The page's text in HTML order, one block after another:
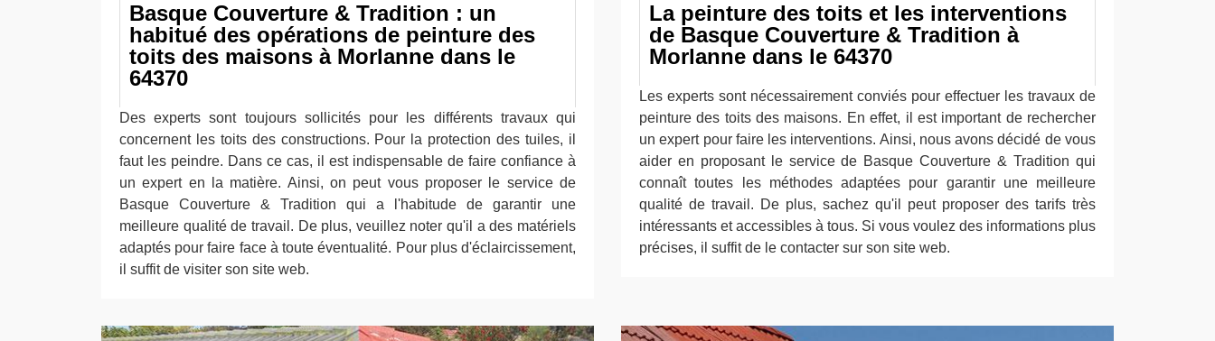
Basque Couverture & Tradition : un
habitué des opérations de peinture des
toits des maisons à Morlanne dans le
64370
Des experts sont toujours sollicités pour les différents travaux qui
concernent les toits des constructions. Pour la protection des tuiles, il
faut les peindre. Dans ce cas, il est indispensable de faire confiance à
un expert en la matière. Ainsi, on peut vous proposer le service de
Basque Couverture & Tradition qui a l'habitude de garantir une
meilleure qualité de travail. De plus, veuillez noter qu'il a des matériels
adaptés pour faire face à toute éventualité. Pour plus d'éclaircissement,
il suffit de visiter son site web.
La peinture des toits et les interventions
de Basque Couverture & Tradition à
Morlanne dans le 64370
Les experts sont nécessairement conviés pour effectuer les travaux de
peinture des toits des maisons. En effet, il est important de rechercher
un expert pour faire les interventions. Ainsi, nous avons décidé de vous
aider en proposant le service de Basque Couverture & Tradition qui
connaît toutes les méthodes adaptées pour garantir une meilleure
qualité de travail. De plus, sachez qu'il peut proposer des tarifs très
intéressants et accessibles à tous. Si vous voulez des informations plus
précises, il suffit de le contacter sur son site web.